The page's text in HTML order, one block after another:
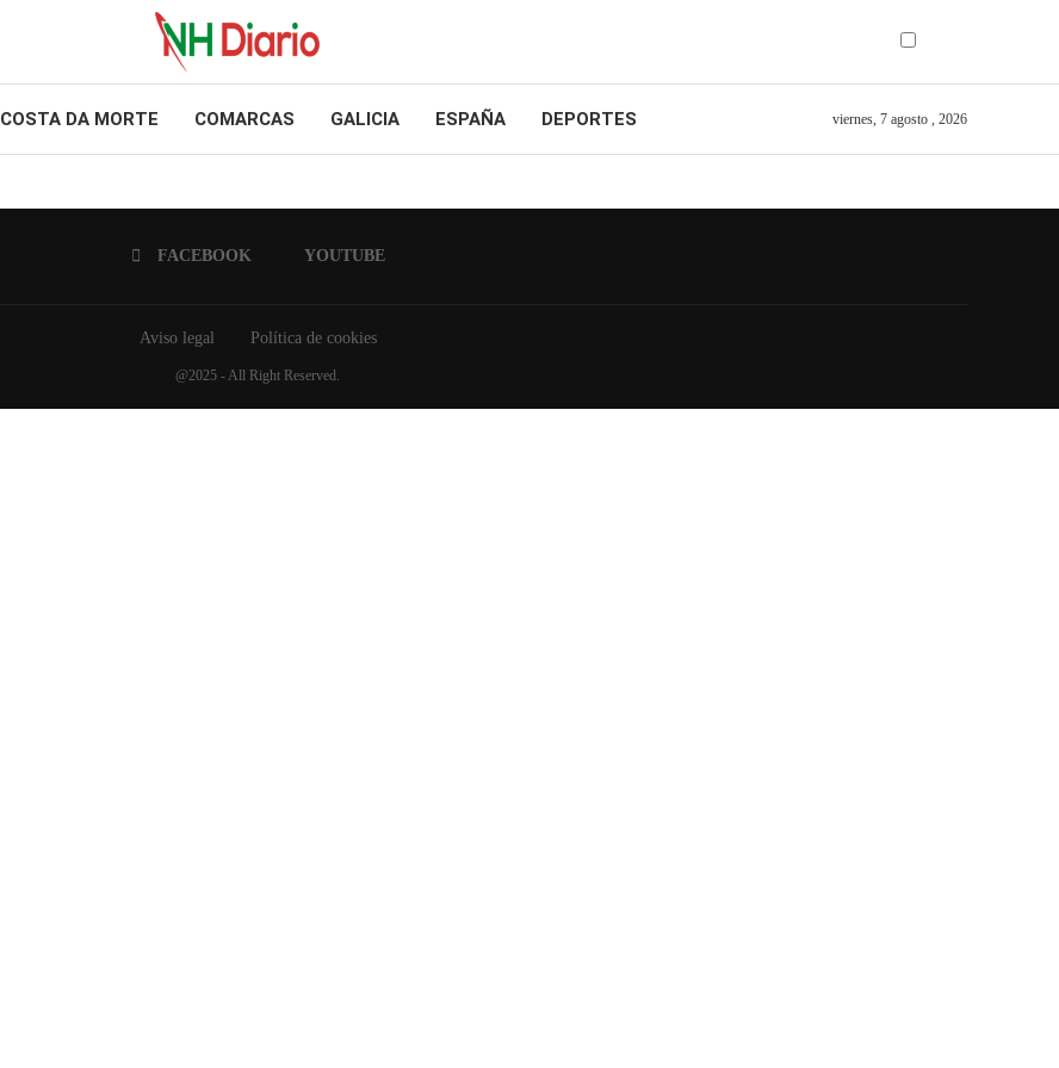
COSTA DA MORTE COMARCAS GALICIA ESPAÑA DEPORTES viernes, 7 agosto , 2026
FACEBOOK YOUTUBE
Aviso legal Política de cookies
@2025 - All Right Reserved.